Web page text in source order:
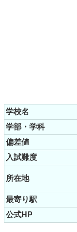
学校名
学部・学科
偏差値
入試難度
所在地
最寄り駅
公式HP